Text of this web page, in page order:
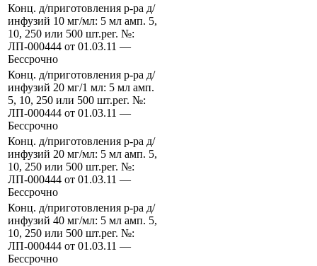
Конц. д/приготовления р-ра д/
инфузий 10 мг/мл: 5 мл амп. 5,
10, 250 или 500 шт.рег. №:
ЛП-000444 от 01.03.11 —
Бессрочно
Конц. д/приготовления р-ра д/
инфузий 20 мг/1 мл: 5 мл амп.
5, 10, 250 или 500 шт.рег. №:
ЛП-000444 от 01.03.11 —
Бессрочно
Конц. д/приготовления р-ра д/
инфузий 20 мг/мл: 5 мл амп. 5,
10, 250 или 500 шт.рег. №:
ЛП-000444 от 01.03.11 —
Бессрочно
Конц. д/приготовления р-ра д/
инфузий 40 мг/мл: 5 мл амп. 5,
10, 250 или 500 шт.рег. №:
ЛП-000444 от 01.03.11 —
Бессрочно